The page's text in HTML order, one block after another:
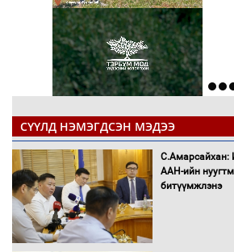
СҮҮЛД НЭМЭГДСЭН МЭДЭЭ
С.Амарсайхан:
ААН-ийн
битүүмжлэнэ